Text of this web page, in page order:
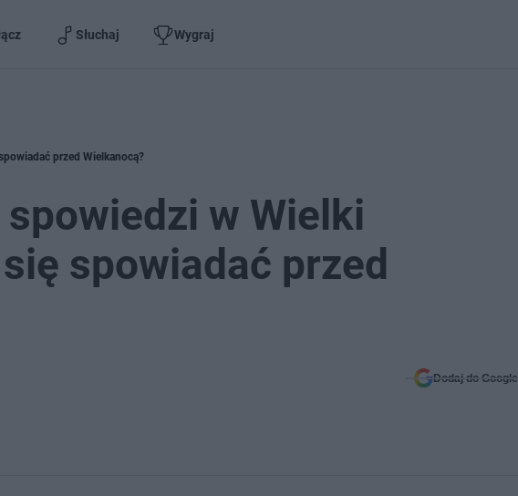
Słuchaj Wygraj
przed Wielkanocą?
w Wielki
spowiadać przed
Dodaj do Google